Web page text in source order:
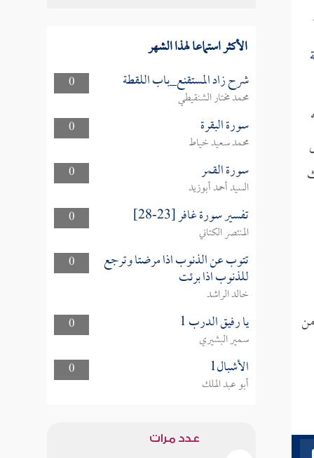
الأكثر استماعا لهذا الشهر
0 شرح زاد المستقنع_باب اللقطة
محمد مختار الشنقيطي
0
سورة البقرة
محمد سعيد خياط
0
سورة القمر
السيد أحمد أبوزيد
0
تفسير سورة غافر [23-28]
المنتصر الكتاني
0
تتوب عن الذنوب اذا مرضتا وترجع
للذنوب اذا برئت
خالد الراشد
0
يا رفيق الدرب 1
سمير البشيري
0
الأشبال1
أبو عبد الملك
عدد مرات